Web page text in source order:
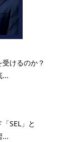
けるのか？
...
SEL」と
...